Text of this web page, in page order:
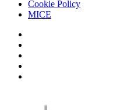
Cookie Policy
MICE